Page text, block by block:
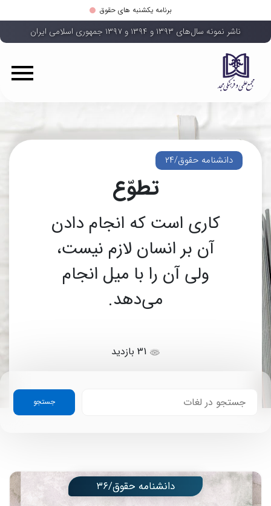
برنامه یکشنبه های حقوق
ناشر نمونه سال‌های ۱۳۹۳ و ۱۳۹۴ و ۱۳۹۷ جمهوری اسلامی ایران
دانشنامه حقوق/۲۴
تطوّع
كارى است كه انجام دادن
آن بر انسان لازم نیست،
ولى آن را با میل انجام
مى‌دهد.
31 بازدید
جستجو
دانشنامه حقوق/۳۶